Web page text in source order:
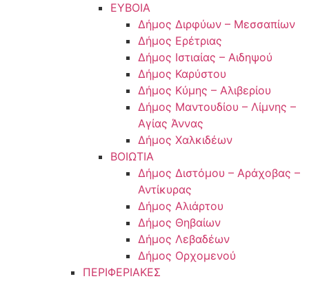
ΕΥΒΟΙΑ
Δήμος Διρφύων – Μεσσαπίων
Δήμος Ερέτριας
Δήμος Ιστιαίας – Αιδηψού
Δήμος Καρύστου
Δήμος Κύμης – Αλιβερίου
Δήμος Μαντουδίου – Λίμνης –
Αγίας Άννας
Δήμος Χαλκιδέων
ΒΟΙΩΤΙΑ
Δήμος Διστόμου – Αράχοβας –
Αντίκυρας
Δήμος Αλιάρτου
Δήμος Θηβαίων
Δήμος Λεβαδέων
Δήμος Ορχομενού
ΠΕΡΙΦΕΡΙΑΚΕΣ